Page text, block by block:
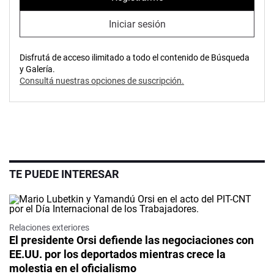
Iniciar sesión
Disfrutá de acceso ilimitado a todo el contenido de Búsqueda
y Galería.
Consultá nuestras opciones de suscripción.
TE PUEDE INTERESAR
Relaciones exteriores
El presidente Orsi defiende las negociaciones con
EE.UU. por los deportados mientras crece la
molestia en el oficialismo